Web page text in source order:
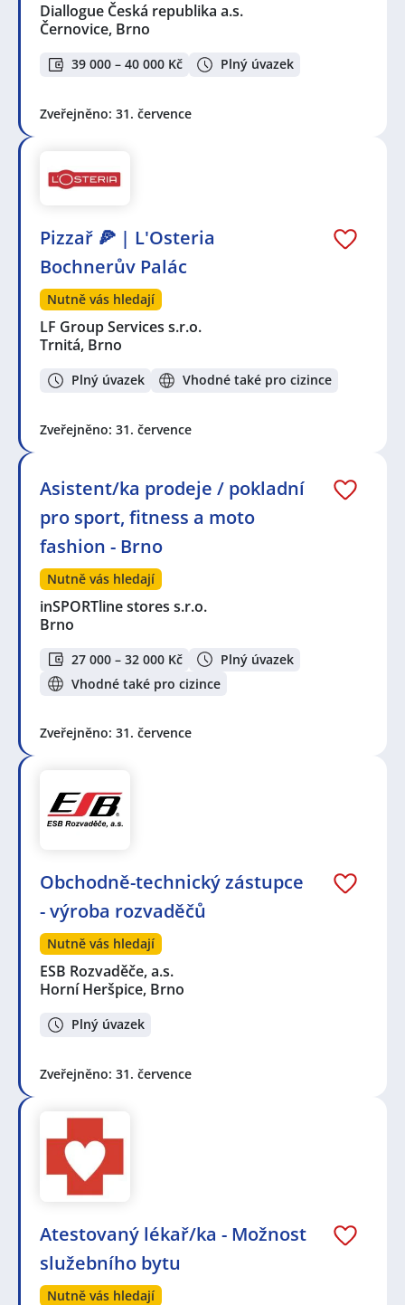
Diallogue Česká republika a.s.
Černovice, Brno
39 000 – 40 000 Kč Plný úvazek
Zveřejněno: 31. července
Pizzař 🍕 | L'Osteria
Bochnerův Palác
Nutně vás hledají
LF Group Services s.r.o.
Trnitá, Brno
Plný úvazek Vhodné také pro cizince
Zveřejněno: 31. července
Asistent/ka prodeje / pokladní
pro sport, fitness a moto
fashion - Brno
Nutně vás hledají
inSPORTline stores s.r.o.
Brno
27 000 – 32 000 Kč
Plný úvazek
Vhodné také pro cizince
Zveřejněno: 31. července
Obchodně-technický zástupce
- výroba rozvaděčů
Nutně vás hledají
ESB Rozvaděče, a.s.
Horní Heršpice, Brno
Plný úvazek
Zveřejněno: 31. července
Atestovaný lékař/ka - Možnost
služebního bytu
Nutně vás hledají